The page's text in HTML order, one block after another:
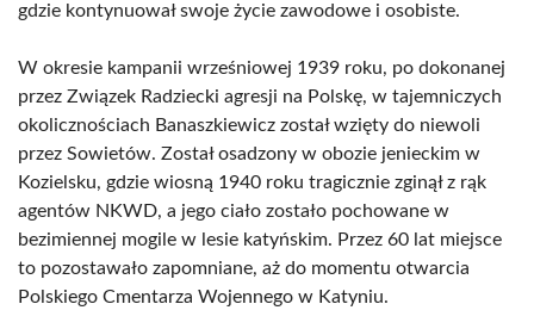
gdzie kontynuował swoje życie zawodowe i osobiste.
W okresie kampanii wrześniowej 1939 roku, po dokonanej
przez Związek Radziecki agresji na Polskę, w tajemniczych
okolicznościach Banaszkiewicz został wzięty do niewoli
przez Sowietów. Został osadzony w obozie jenieckim w
Kozielsku, gdzie wiosną 1940 roku tragicznie zginął z rąk
agentów NKWD, a jego ciało zostało pochowane w
bezimiennej mogile w lesie katyńskim. Przez 60 lat miejsce
to pozostawało zapomniane, aż do momentu otwarcia
Polskiego Cmentarza Wojennego w Katyniu.